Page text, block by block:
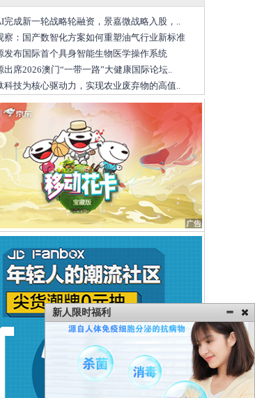
新人限时福利
完成新一轮战略轮融资，景嘉微战略入股，..
察：国产数智化方案如何重塑油气行业新标准
发布国际首个具身智能生物医学操作系统
出席2026澳门“一带一路”大健康国际论坛..
科技为核心驱动力，实现农业废弃物的高值..